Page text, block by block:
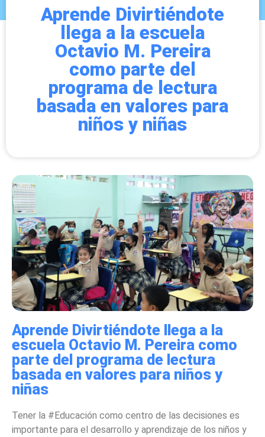
Aprende Divirtiéndote
llega a la escuela
Octavio M. Pereira
como parte del
programa de lectura
basada en valores para
niños y niñas
Aprende Divirtiéndote llega a la
escuela Octavio M. Pereira como
parte del programa de lectura
basada en valores para niños y
niñas
Tener la #Educación como centro de las decisiones es
importante para el desarrollo y aprendizaje de los niños y